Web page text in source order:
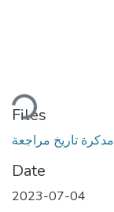
Files
Date
2023-07-04